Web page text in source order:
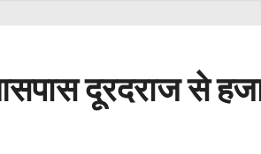
दूरदराज से